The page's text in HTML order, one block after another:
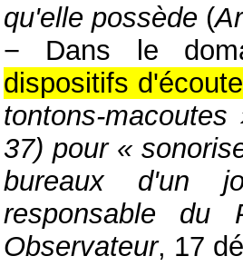
qu'elle possède (
− Dans le
dispositifs
tontons-
37) pour «
bureaux d'un
responsable du
Observateur, 17